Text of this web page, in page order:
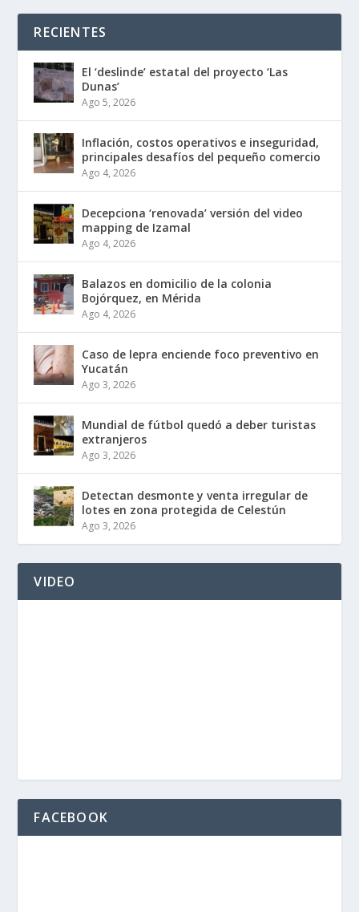
RECIENTES
El ‘deslinde’ estatal del proyecto ‘Las
Dunas’
Ago 5, 2026
Inflación, costos operativos e inseguridad,
principales desafíos del pequeño comercio
Ago 4, 2026
Decepciona ‘renovada’ versión del video
mapping de Izamal
Ago 4, 2026
Balazos en domicilio de la colonia
Bojórquez, en Mérida
Ago 4, 2026
Caso de lepra enciende foco preventivo en
Yucatán
Ago 3, 2026
Mundial de fútbol quedó a deber turistas
extranjeros
Ago 3, 2026
Detectan desmonte y venta irregular de
lotes en zona protegida de Celestún
Ago 3, 2026
VIDEO
FACEBOOK